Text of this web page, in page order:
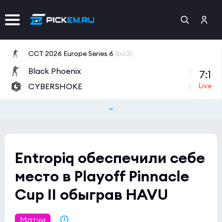
CCT 2026 Europe Series 6 (bo3)
Black Phoenix 1
CYBERSHOKE 1
7:1
BetBoom Storm Season 4
Esports World Cup 2026 Open Qualifier (bo3)
Fluxo 1
DUSTY
Esports World Cup 2026 Open Qualifier
Entropiq обеспечили себе
место в Playoff Pinnacle
Cup II обыграв HAVU
Матчи